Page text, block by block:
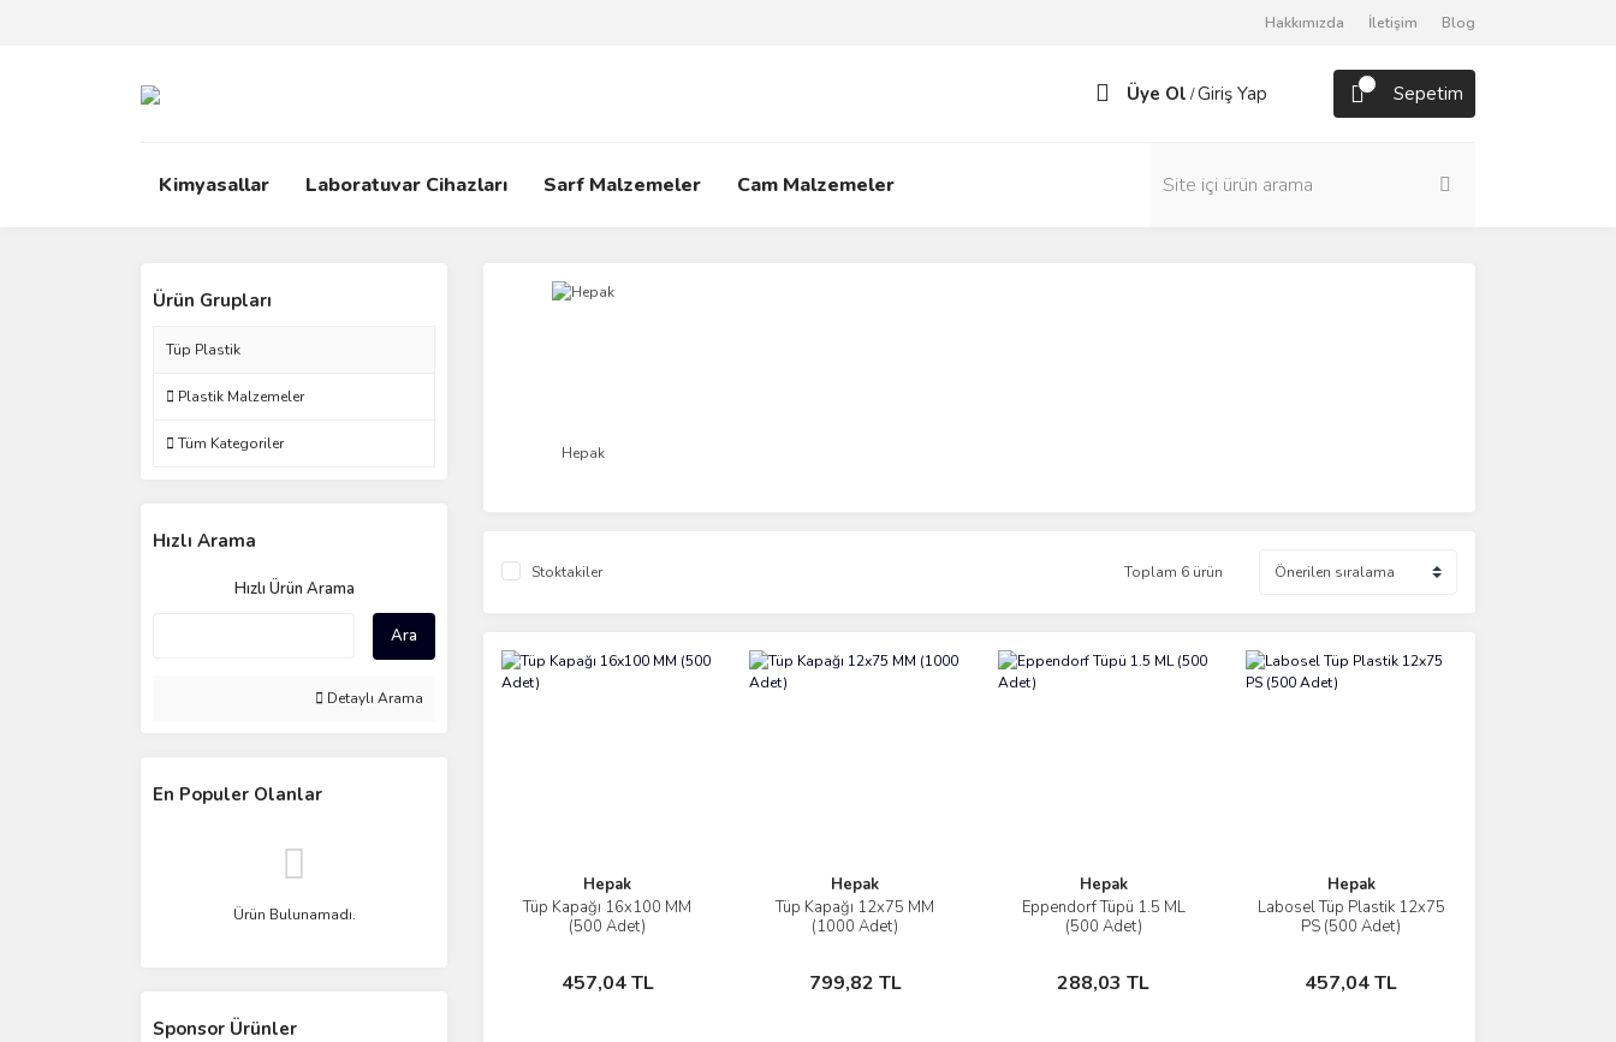
Hakkımızda İletişim Blog
Üye Ol /Giriş Yap Sepetim
Kimyasallar Laboratuvar Cihazları Sarf Malzemeler Cam Malzemeler
Ürün Grupları
Tüp Plastik
Plastik Malzemeler
Tüm Kategoriler
Hızlı Arama
Hızlı Ürün Arama
Ara
Detaylı Arama
En Populer Olanlar
Ürün Bulunamadı.
Sponsor Ürünler
Hepak
Stoktakiler Toplam 6 ürün
Hepak
Tüp Kapağı 16x100 MM
(500 Adet)
457,04 TL
İncele
Sepete Ekle
Hepak
Tüp Kapağı 12x75 MM
(1000 Adet)
799,82 TL
İncele
Sepete Ekle
Hepak
Eppendorf Tüpü 1.5 ML
(500 Adet)
288,03 TL
İncele
Sepete Ekle
Hepak
Labosel Tüp Plastik 12x75
PS (500 Adet)
457,04 TL
İncele
Sepete Ekle